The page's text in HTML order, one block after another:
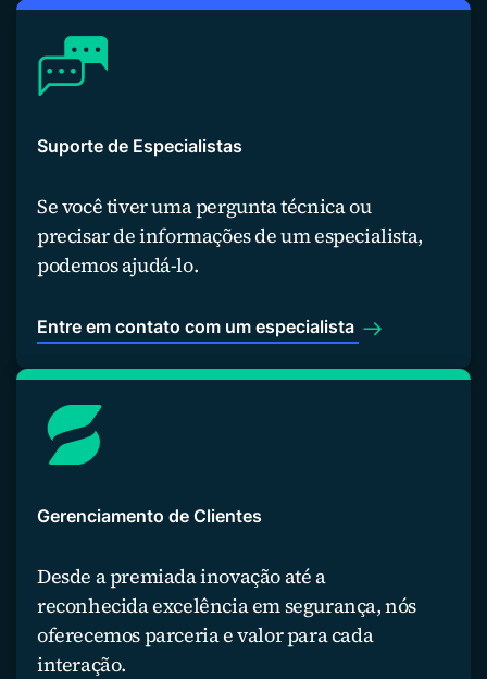
Suporte de Especialistas
Se você tiver uma pergunta técnica ou
precisar de informações de um especialista,
podemos ajudá-lo.
Entre em contato com um especialista
Gerenciamento de Clientes
Desde a premiada inovação até a
reconhecida excelência em segurança, nós
oferecemos parceria e valor para cada
interação.